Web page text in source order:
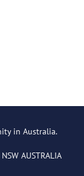
in Australia.
AUSTRALIA